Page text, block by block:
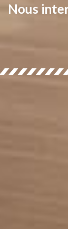
Nous